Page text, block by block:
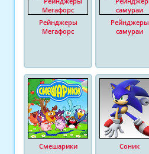
Рейнджеры
Мегафорс
Рейнджеры
самураи
Смешарики Соник